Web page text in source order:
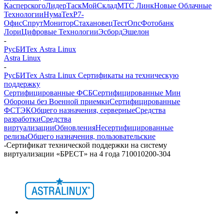
КасперскогоЛидерТаскМойСкладМТС ЛинкНовые Облачные
ТехнологииНумаТехР7-
ОфисСпрутМониторСтахановецТестОпсФотобанк
ЛориЦифровые ТехнологииЭсбордЭшелон
-
РусБИТех Astra Linux
Astra Linux
-
РусБИТех Astra Linux Сертификаты на техническую
поддержку
Сертифицированные ФСБСертифицированные Мин
Обороны без Военной приемкиСертифицированные
ФСТЭКОбщего назначения, серверныеСредства
разработкиСредства
виртуализацииОбновленияНесертифицированные
релизыОбщего назначения, пользовательские
-Сертификат технической поддержки на систему
виртуализации «БРЕСТ» на 4 года 710010200-304